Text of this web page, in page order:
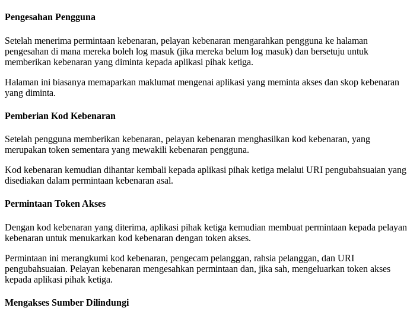
Pengesahan Pengguna
Setelah menerima permintaan kebenaran, pelayan kebenaran mengarahkan pengguna ke halaman
pengesahan di mana mereka boleh log masuk (jika mereka belum log masuk) dan bersetuju untuk
memberikan kebenaran yang diminta kepada aplikasi pihak ketiga.
Halaman ini biasanya memaparkan maklumat mengenai aplikasi yang meminta akses dan skop kebenaran
yang diminta.
Pemberian Kod Kebenaran
Setelah pengguna memberikan kebenaran, pelayan kebenaran menghasilkan kod kebenaran, yang
merupakan token sementara yang mewakili kebenaran pengguna.
Kod kebenaran kemudian dihantar kembali kepada aplikasi pihak ketiga melalui URI pengubahsuaian yang
disediakan dalam permintaan kebenaran asal.
Permintaan Token Akses
Dengan kod kebenaran yang diterima, aplikasi pihak ketiga kemudian membuat permintaan kepada pelayan
kebenaran untuk menukarkan kod kebenaran dengan token akses.
Permintaan ini merangkumi kod kebenaran, pengecam pelanggan, rahsia pelanggan, dan URI
pengubahsuaian. Pelayan kebenaran mengesahkan permintaan dan, jika sah, mengeluarkan token akses
kepada aplikasi pihak ketiga.
Mengakses Sumber Dilindungi